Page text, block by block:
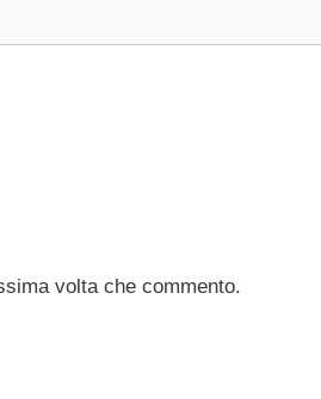
volta che commento.